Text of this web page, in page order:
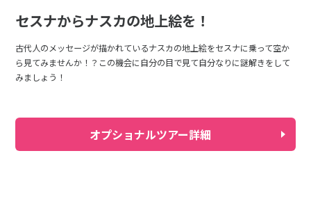
セスナからナスカの地上絵を！
古代人のメッセージが描かれているナスカの地上絵をセスナに乗って空か
ら見てみませんか！？この機会に自分の目で見て自分なりに謎解きをして
みましょう！
オプショナルツアー詳細